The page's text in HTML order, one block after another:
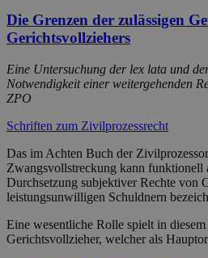
Die Grenzen der zulässigen
Gerichtsvollziehers
Eine Untersuchung der lex lata und
Notwendigkeit einer weitergehenden
ZPO
Schriften zum Zivilprozessrecht
Das im Achten Buch der
Zwangsvollstreckung kann funktionell
Durchsetzung subjektiver Rechte von
leistungsunwilligen Schuldnern
Eine wesentliche Rolle spielt in
Gerichtsvollzieher, welcher als